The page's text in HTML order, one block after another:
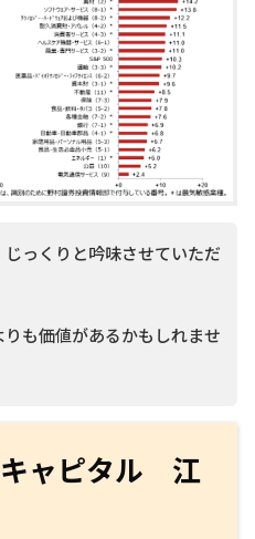
っくりと吟味させていただ
も価値があるかもしれませ
ャピタル 江